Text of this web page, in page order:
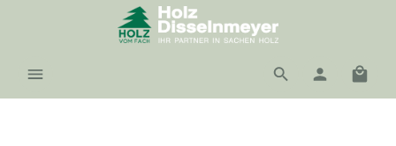
Zum Hauptinhalt springen